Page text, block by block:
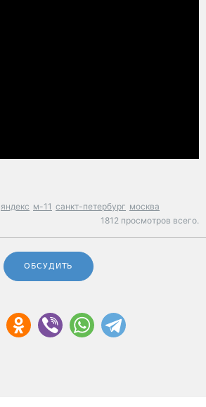
яндекс м-11 санкт-петербург москва
1812 просмотров всего.
ОБСУДИТЬ